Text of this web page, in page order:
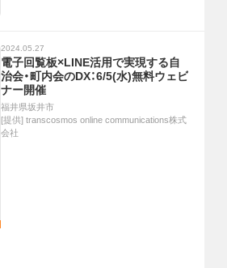
2024.05.27
電子回覧板×LINE活用で実現する自
治会・町内会のDX：6/5(水)無料ウェビ
ナー開催
福井県坂井市
[提供] transcosmos online communications株式
会社